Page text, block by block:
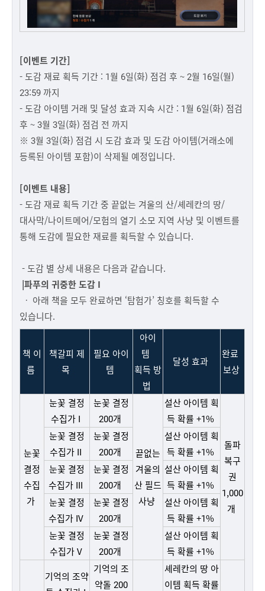
[이벤트 기간]
- 도감 재료 획득 기간 : 1월 6일(화) 점검 후 ~ 2월 16일(월)
23:59 까지
- 도감 아이템 거래 및 달성 효과 지속 시간 : 1월 6일(화) 점검
후 ~ 3월 3일(화) 점검 전 까지
※ 3월 3일(화) 점검 시 도감 효과 및 도감 아이템(거래소에
등록된 아이템 포함)이 삭제될 예정입니다.
[이벤트 내용]
- 도감 재료 획득 기간 중 끝없는 겨울의 산/셰레칸의 땅/
대사막/나이트메어/모험의 열기 소모 지역 사냥 및 이벤트를
통해 도감에 필요한 재료를 획득할 수 있습니다.
- 도감 별 상세 내용은 다음과 같습니다.
|파푸의 귀중한 도감 I
ㆍ 아래 책을 모두 완료하면 ‘탐험가’ 칭호를 획득할 수
있습니다.
책 이
름
책갈피 제
목
필요 아이
템
아이
템
획득 방
법
달성 효과
완료
보상
눈꽃
결정
수집
가
눈꽃 결정
수집가 I
눈꽃 결정
200개
끝없는
겨울의
산 필드
사냥
설산 아이템 획
득 확률 +1%
돌파
복구
권
1,000
개
눈꽃 결정
수집가 II
눈꽃 결정
200개
설산 아이템 획
득 확률 +1%
눈꽃 결정
수집가 III
눈꽃 결정
200개
설산 아이템 획
득 확률 +1%
눈꽃 결정
수집가 IV
눈꽃 결정
200개
설산 아이템 획
득 확률 +1%
눈꽃 결정
수집가 V
눈꽃 결정
200개
설산 아이템 획
득 확률 +1%
기억의 조약
기억의 조
약돌 200
셰레칸의 땅 아
이템 획득 확률